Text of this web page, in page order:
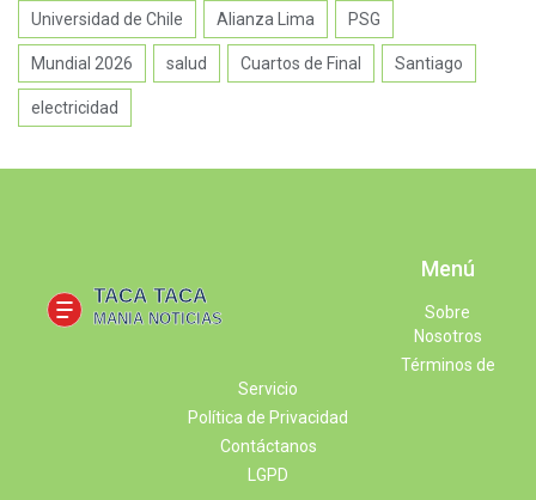
Universidad de Chile Alianza Lima PSG
Mundial 2026 salud Cuartos de Final Santiago
electricidad
Menú
Sobre
Nosotros
Términos de
Servicio
Política de Privacidad
Contáctanos
LGPD